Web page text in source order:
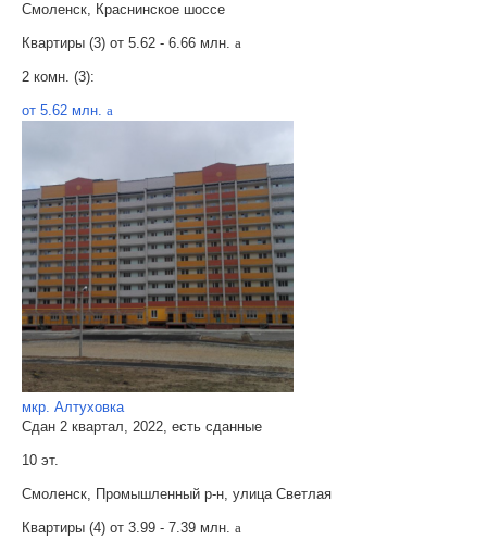
Смоленск, Краснинское шоссе
Квартиры (3) от 5.62 - 6.66 млн. a
2 комн. (3):
от 5.62 млн. a
мкр. Алтуховка
Сдан 2 квартал, 2022, есть сданные
10 эт.
Смоленск, Промышленный р-н, улица Светлая
Квартиры (4) от 3.99 - 7.39 млн. a